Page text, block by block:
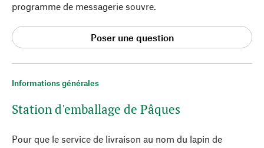
Informations générales
Station d'emballage de Pâques
Pour que le service de livraison au nom du lapin de
programme de messagerie souvre.
Poser une question